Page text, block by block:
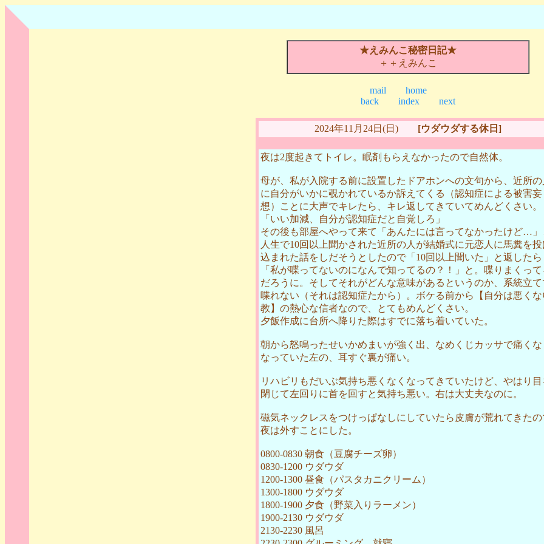
★えみんこ秘密日記★
＋＋えみんこ
mail
home
back
index next
2024年11月24日(日) [ウダウダする休日]
夜は2度起きてトイレ。眠剤もらえなかったので自然体。
母が、私が入院する前に設置したドアホンへの文句から、近所の
に自分がいかに覗かれているか訴えてくる（認知症による被害妄
想）ことに大声でキレたら、キレ返してきていてめんどくさい。
「いい加減、自分が認知症だと自覚しろ」
その後も部屋へやって来て「あんたには言ってなかったけど…」
人生で10回以上聞かされた近所の人が結婚式に元恋人に馬糞を投
込まれた話をしだそうとしたので「10回以上聞いた」と返したら
「私が喋ってないのになんで知ってるの？！」と。喋りまくって
だろうに。そしてそれがどんな意味があるというのか、系統立て
喋れない（それは認知症たから）。ボケる前から【自分は悪くな
教】の熱心な信者なので、とてもめんどくさい。
夕飯作成に台所へ降りた際はすでに落ち着いていた。
朝から怒鳴ったせいかめまいが強く出、なめくじカッサで痛くな
なっていた左の、耳すぐ裏が痛い。
リハビリもだいぶ気持ち悪くなくなってきていたけど、やはり目
閉じて左回りに首を回すと気持ち悪い。右は大丈夫なのに。
磁気ネックレスをつけっぱなしにしていたら皮膚が荒れてきたの
夜は外すことにした。
0800-0830 朝食（豆腐チーズ卵）
0830-1200 ウダウダ
1200-1300 昼食（パスタカニクリーム）
1300-1800 ウダウダ
1800-1900 夕食（野菜入りラーメン）
1900-2130 ウダウダ
2130-2230 風呂